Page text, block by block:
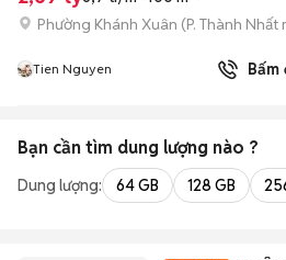
Phường Khánh Xuân (P. Thành Nhất
Tien Nguyen Bấm
Bạn cần tìm dung lượng nào ?
Dung lượng: 64 GB 128 GB